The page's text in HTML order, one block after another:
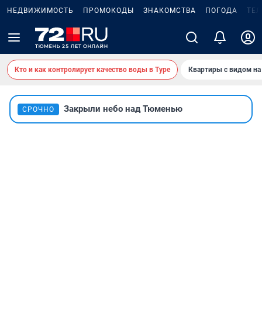
НЕДВИЖИМОСТЬ ПРОМОКОДЫ ЗНАКОМСТВА ПОГОДА
Кто и как контролирует качество воды в Туре Квартиры с видом на
СРОЧНО Закрыли небо над Тюменью